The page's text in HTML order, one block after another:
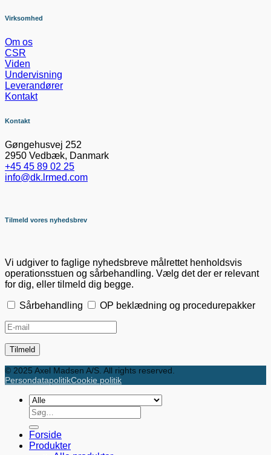
Virksomhed
Om os
CSR
Viden
Undervisning
Leverandører
Kontakt
Kontakt
Gøngehusvej 252
2950 Vedbæk, Danmark
+45 45 89 02 25
info@dk.lrmed.com
Tilmeld vores nyhedsbrev
Vi udgiver to faglige nyhedsbreve målrettet henholdsvis
operationsstuen og sårbehandling. Vælg det der er relevant
for dig, eller tilmeld dig begge.
Sårbehandling OP beklædning og procedurepakker
© 2025 Axel Madsen A/S. All rights reserved.
PersondatapolitikCookie politik
Søg
efter:
Forside
Produkter